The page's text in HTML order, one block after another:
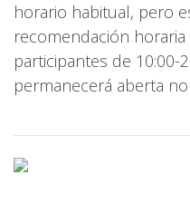
horario habitual, pero
recomendación
participantes de 10:00-
permanecerá aberta